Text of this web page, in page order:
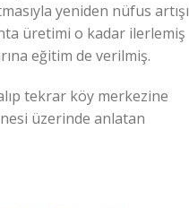
yeniden nüfus artışı
üretimi o kadar ilerlemiş
eğitim de verilmiş.
tekrar köy merkezine
üzerinde anlatan